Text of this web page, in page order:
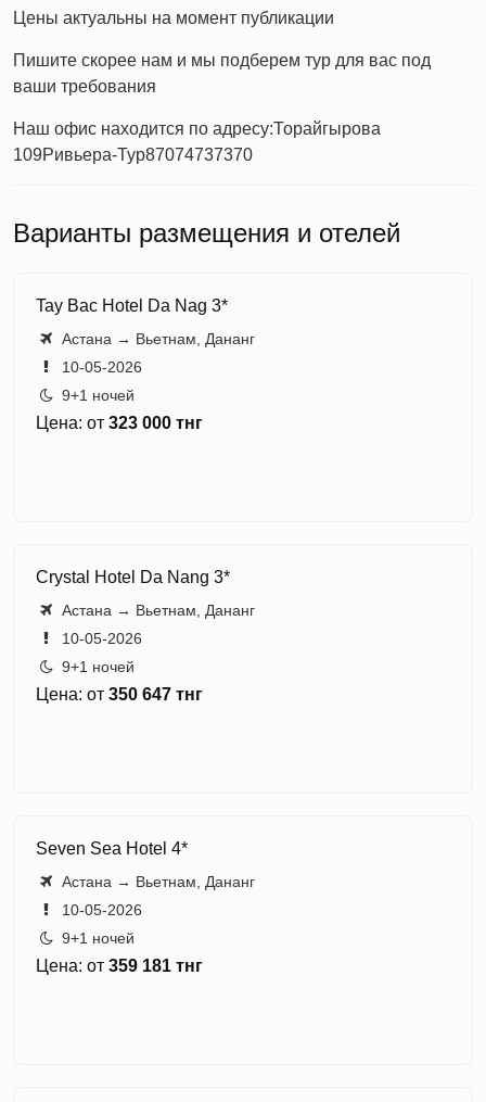
Цены актуальны на момент публикации
Пишите скорее нам и мы подберем тур для вас под
ваши требования
Наш офис находится по адресу:Торайгырова
109Ривьера-Тур87074737370
Варианты размещения и отелей
Tay Bac Hotel Da Nag 3*
Астана → Вьетнам, Дананг
10-05-2026
9+1 ночей
Цена: от 323 000 тнг
Crystal Hotel Da Nang 3*
Астана → Вьетнам, Дананг
10-05-2026
9+1 ночей
Цена: от 350 647 тнг
Seven Sea Hotel 4*
Астана → Вьетнам, Дананг
10-05-2026
9+1 ночей
Цена: от 359 181 тнг